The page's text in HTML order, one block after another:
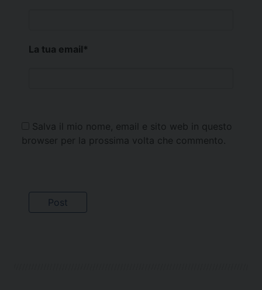
La tua email*
Salva il mio nome, email e sito web in questo
browser per la prossima volta che commento.